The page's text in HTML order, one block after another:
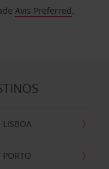
Avis Preferred.
LISBOA
PORTO